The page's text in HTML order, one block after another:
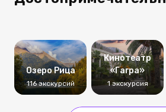
Озеро Рица
116 экскурсий
Кинотеатр
«Гагра»
1 экскурсия